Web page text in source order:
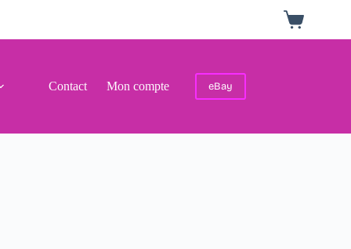
Panier
d’achat
Contact Mon compte eBay